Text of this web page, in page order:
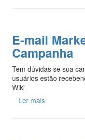
E-mail
Campanha
Tem dúvidas se sua
usuários estão
Wiki
Ler mais